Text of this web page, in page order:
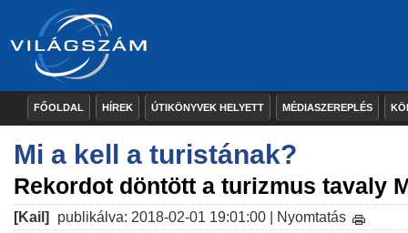
FŐOLDAL HÍREK ÚTIKÖNYVEK HELYETT MÉDIASZEREPLÉS
Mi a kell a turistának?
Rekordot döntött a turizmus tavaly
[Kail] publikálva: 2018-02-01 19:01:00 | Nyomtatás